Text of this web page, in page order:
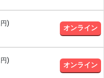
円)
オンライン
円)
オンライン